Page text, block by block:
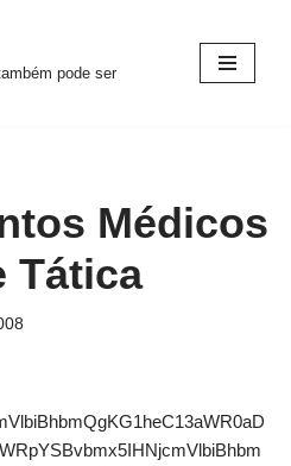
pode ser
Médicos
Tática